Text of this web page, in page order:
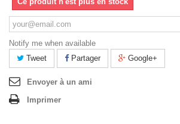
Notify me when available
Tweet
Partager Google+
Envoyer à un ami
Imprimer